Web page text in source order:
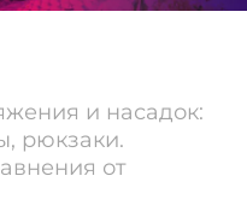
и насадок:
рюкзаки.
от